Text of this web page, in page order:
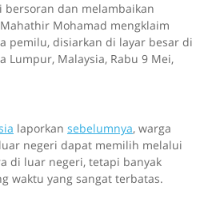
bersoran dan melambaikan
Mohamad mengklaim
pemilu, disiarkan di layar besar di
Lumpur, Malaysia, Rabu 9 Mei,
laporkan sebelumnya, warga
negeri dapat memilih melalui
di luar negeri, tetapi banyak
waktu yang sangat terbatas.